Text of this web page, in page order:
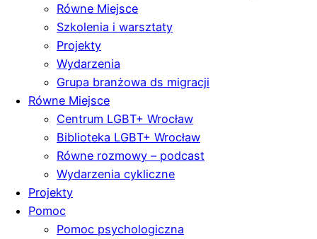
Równe Miejsce
Szkolenia i warsztaty
Projekty
Wydarzenia
Grupa branżowa ds migracji
Równe Miejsce
Centrum LGBT+ Wrocław
Biblioteka LGBT+ Wrocław
Równe rozmowy – podcast
Wydarzenia cykliczne
Projekty
Pomoc
Pomoc psychologiczna